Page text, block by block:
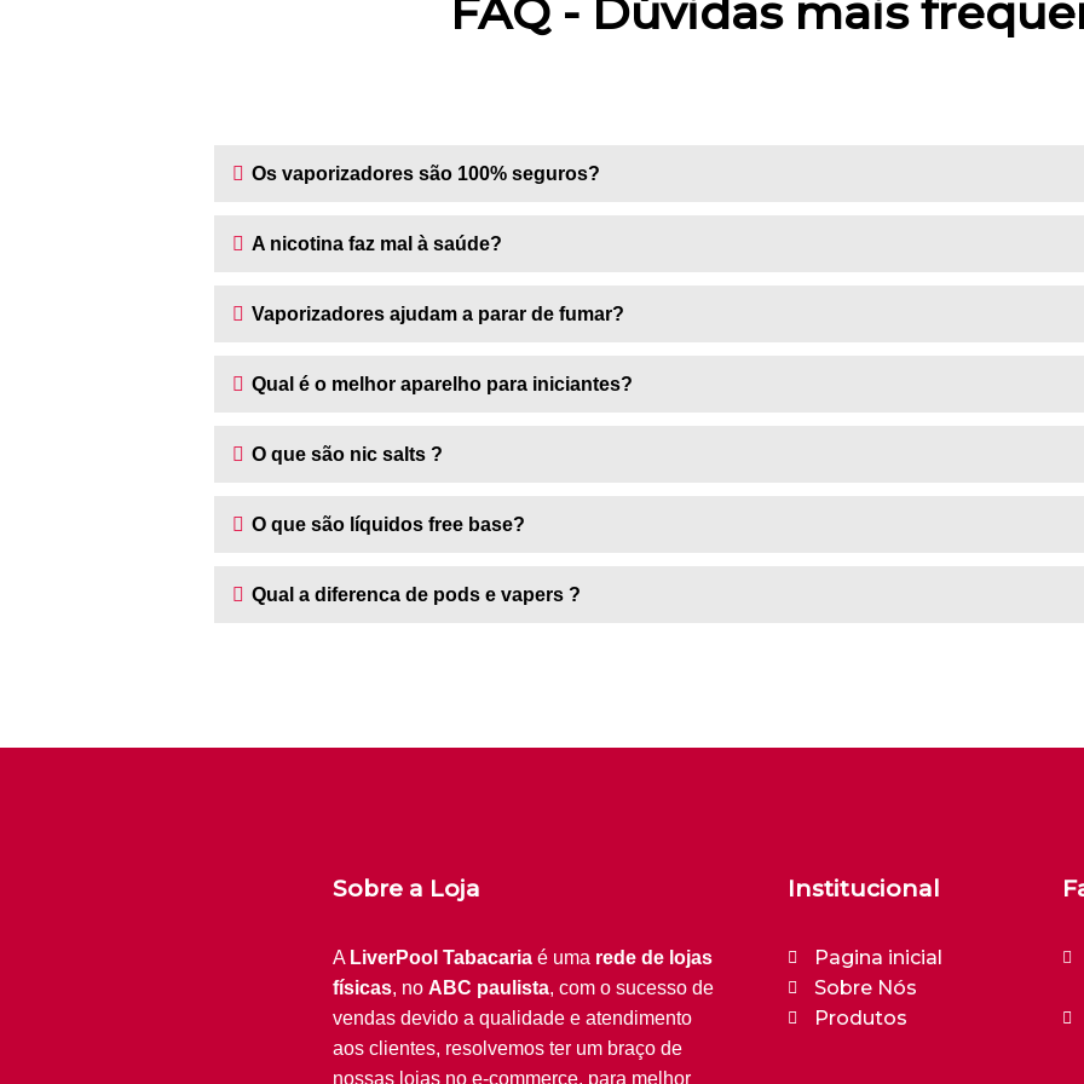
FAQ - Dúvidas mais
Os vaporizadores são 100% seguros?
A nicotina faz mal à saúde?
Vaporizadores ajudam a parar de fumar?
Qual é o melhor aparelho para iniciantes?
O que são nic salts ?
O que são líquidos free base?
Qual a diferenca de pods e vapers ?
Sobre a Loja
A LiverPool Tabacariaé uma rede de lojas
físicas, no ABC paulista, com o sucesso de
vendas devido a qualidade e atendimento
aos clientes, resolvemos ter um braço de
nossas lojas no e-commerce, para melhor
Institucional
Pagina inicial
Sobre Nós
Produtos